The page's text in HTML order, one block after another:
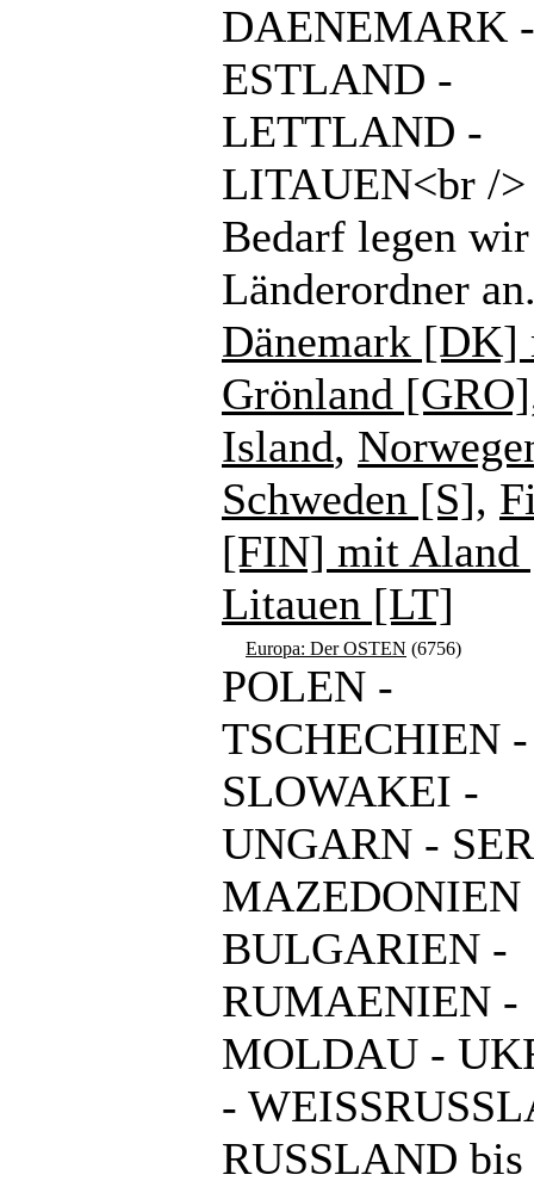
DAENEMARK -
ESTLAND -
LETTLAND -
LITAUEN<br /
Bedarf legen wir
Länderordner
Dänemark [DK]
Grönland [GRO]
Island,
Schweden [S],
[FIN] mit
Litauen [LT]
Europa: Der OSTEN (6756)
POLEN -
TSCHECHIEN -
SLOWAKEI -
UNGARN -
MAZEDONIEN
BULGARIEN -
RUMAENIEN -
MOLDAU -
-
RUSSLAND bis